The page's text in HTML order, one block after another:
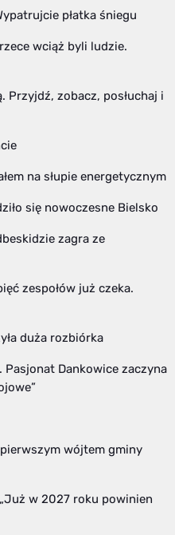
płatka śniegu
wciąż byli ludzie.
Przyjdź, zobacz, posłuchaj i
na słupie energetycznym
się nowoczesne Bielsko
zagra ze
zespołów już czeka.
duża rozbiórka
Pasjonat Dankowice zaczyna
wójtem gminy
w 2027 roku powinien